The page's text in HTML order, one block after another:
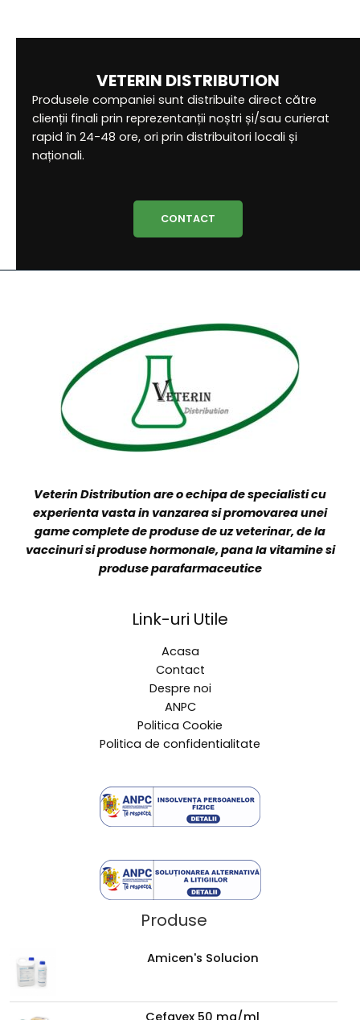
VETERIN DISTRIBUTION
Produsele companiei sunt distribuite direct către
rapid în 24-48 ore, ori prin distribuitori locali și
CONTACT
Veterin Distribution are o echipa de specialisti cu
experienta vasta in vanzarea si promovarea unei
game complete de produse de uz veterinar, de la
vaccinuri si produse hormonale, pana la vitamine si
produse parafarmaceutice
Link-uri Utile
Acasa
Contact
Despre noi
Politica Cookie
Politica de confidentialitate